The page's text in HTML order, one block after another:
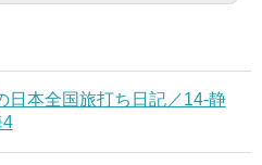
日本全国旅打ち日記／14-静
4